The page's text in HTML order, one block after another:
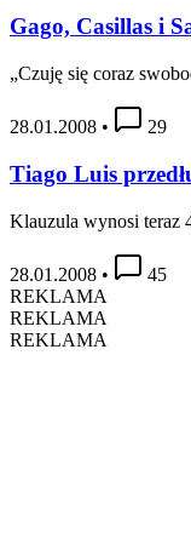
Gago, Casillas i
„Czuję się coraz
28.01.2008 • 29
Tiago Luis
Klauzula wynosi teraz
28.01.2008 •
45
REKLAMA
REKLAMA
REKLAMA